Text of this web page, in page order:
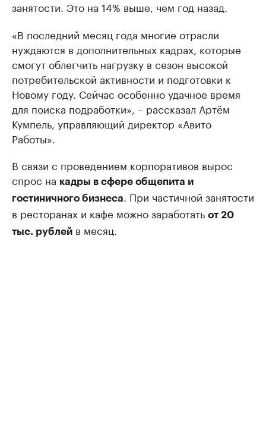
занятости. Это на 14% выше, чем год назад.
«В последний месяц года многие отрасли
нуждаются в дополнительных кадрах, которые
смогут облегчить нагрузку в сезон высокой
потребительской активности и подготовки к
Новому году. Сейчас особенно удачное время
для поиска подработки», – рассказал Артём
Кумпель, управляющий директор «Авито
Работы».
В связи с проведением корпоративов вырос
спрос на кадры в сфере общепита и
гостиничного бизнеса. При частичной занятости
в ресторанах и кафе можно заработать от 20
тыс. рублей в месяц.